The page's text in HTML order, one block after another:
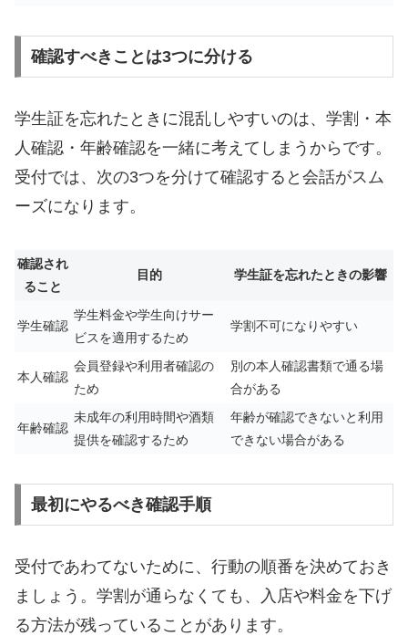
確認すべきことは3つに分ける
学生証を忘れたときに混乱しやすいのは、学割・本
人確認・年齢確認を一緒に考えてしまうからです。
受付では、次の3つを分けて確認すると会話がスム
ーズになります。
確認され
ること
目的 学生証を忘れたときの影響
学生確認
学生料金や学生向けサー
ビスを適用するため
学割不可になりやすい
本人確認
会員登録や利用者確認の
ため
別の本人確認書類で通る場
合がある
年齢確認
未成年の利用時間や酒類
提供を確認するため
年齢が確認できないと利用
できない場合がある
最初にやるべき確認手順
受付であわてないために、行動の順番を決めておき
ましょう。学割が通らなくても、入店や料金を下げ
る方法が残っていることがあります。